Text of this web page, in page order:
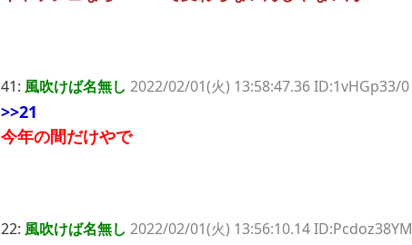
41: 風吹けば名無し 2022/02/01(火) 13:58:47.36 ID:1vHGp33/0
>>21
今年の間だけやで
22: 風吹けば名無し 2022/02/01(火) 13:56:10.14 ID:Pcdoz38YM